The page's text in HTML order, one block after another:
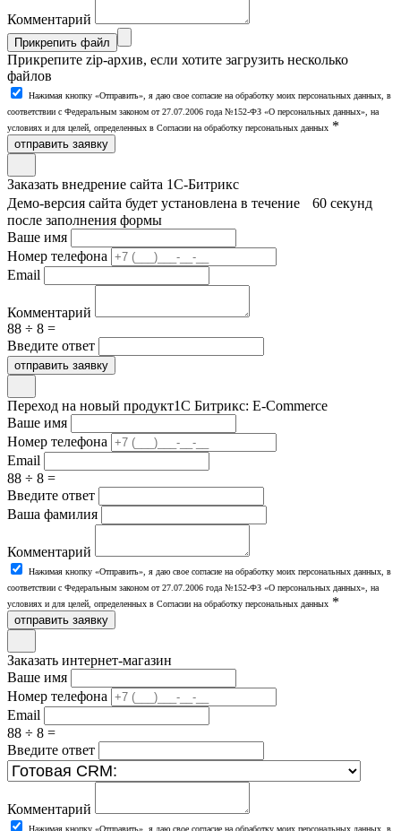
Комментарий
Прикрепить файл
Прикрепите zip-архив, если хотите загрузить несколько
файлов
Нажимая кнопку «Отправить», я даю свое согласие на обработку моих персональных данных, в
соответствии с Федеральным законом от 27.07.2006 года №152-ФЗ «О персональных данных», на
условиях и для целей, определенных в Согласии на обработку персональных данных *
отправить заявку
Заказать внедрение сайта 1С-Битрикс
Демо-версия сайта будет установлена в течение 60 секунд
после заполнения формы
Ваше имя
Номер телефона
Email
Комментарий
88 ÷ 8 =
Введите ответ
отправить заявку
Переход на новый продукт1С Битрикс: E-Commerce
Ваше имя
Номер телефона
Email
88 ÷ 8 =
Введите ответ
Ваша фамилия
Комментарий
Нажимая кнопку «Отправить», я даю свое согласие на обработку моих персональных данных, в
соответствии с Федеральным законом от 27.07.2006 года №152-ФЗ «О персональных данных», на
условиях и для целей, определенных в Согласии на обработку персональных данных *
отправить заявку
Заказать интернет-магазин
Ваше имя
Номер телефона
Email
88 ÷ 8 =
Введите ответ
Комментарий
Нажимая кнопку «Отправить», я даю свое согласие на обработку моих персональных данных, в